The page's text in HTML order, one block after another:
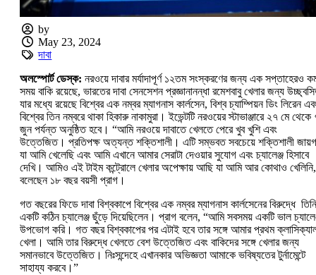
by
May 23, 2024
দাবা
অলস্পোর্ট ডেস্ক: নরওয়ে দাবার মর্যাদাপূর্ণ ১২তম সংস্করণের জন্য এক সপ্তাহেরও
সময় বাকি রয়েছে, ভারতের দাবা সেনসেশন প্রজ্ঞানানন্ধা রমেশবাবু খেলার জন্য
যার মধ্যে রয়েছে বিশ্বের এক নম্বর ম্যাগনাস কার্লসেন, বিশ্ব চ্যাম্পিয়ন ডিং লিরেন
বিশ্বের তিন নম্বরে থাকা হিকারু নাকামুরা। ইভেন্টটি নরওয়ের স্টাভাঞ্জারে ২৭ মে থেকে
জুন পর্যন্ত অনুষ্ঠিত হবে। “আমি নরওয়ে দাবাতে খেলতে পেরে খুব খুশি এবং
উত্তেজিত। প্রতিপক্ষ অত্যন্ত শক্তিশালী। এটি সম্ভবত সবচেয়ে শক্তিশালী
যা আমি খেলেছি এবং আমি এখানে আমার সেরাটা দেওয়ার সুযোগ এবং চ্যালেঞ্জ হিসাবে
দেখি। আমিও এই টাইম কন্ট্রোলে খেলার অপেক্ষায় আছি যা আমি আর কোথাও
বলেছেন ১৮ বছর বয়সী প্রাগ।
গত বছরের ফিডে দাবা বিশ্বকাপে বিশ্বের এক নম্বর ম্যাগনাস কার্লসেনের বিরুদ্ধে তিনি
একটি কঠিন চ্যালেঞ্জ ছুঁড়ে দিয়েছিলেন। প্রাগ বলেন, “আমি সবসময় একটি ভাল
উপভোগ করি। গত বছর বিশ্বকাপের পর এটাই হবে তার সঙ্গে আমার প্রথম
খেলা। আমি তার বিরুদ্ধে খেলতে বেশ উত্তেজিত এবং বাকিদের সঙ্গে খেলার জন্য
সমানভাবে উত্তেজিত। নিঃসন্দেহে এখানকার অভিজ্ঞতা আমাকে ভবিষ্যতের টুর্নামেন্টে
সাহায্য করবে।”